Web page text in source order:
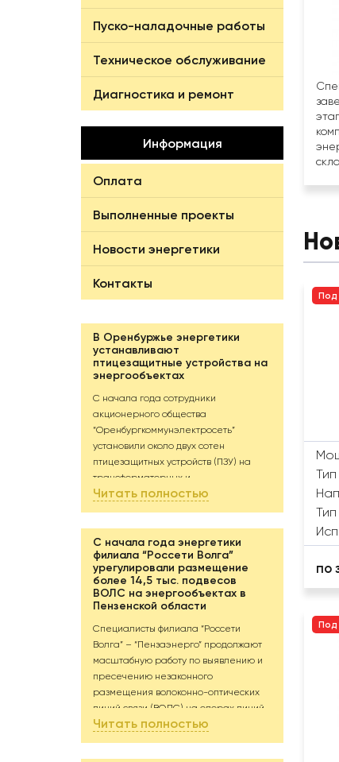
Пуско-наладочные работы
Техническое обслуживание
Диагностика и ремонт
Информация
Оплата
Выполненные проекты
Новости энергетики
Контакты
В Оренбуржье энергетики
устанавливают
птицезащитные устройства на
энергообъектах
С начала года сотрудники
акционерного общества
“Оренбургкоммунэлектросеть”
установили около двух сотен
птицезащитных устройств (ПЗУ) на
трансформаторных и
распределительных пунктах в
смонтированы в течение ближайших
пяти месяцев.
Птицы нередко становятся причиной
кратковременных отключений
электроэнергии. Они используют
как присады, касаются открытых
частей оборудования и попадают под
напряжение; возникает короткое
замыкание, и линия отключается.
Чтобы исключить соприкосновения и
при выполнении плановых ремонтов
Читать полностью
С начала года энергетики
филиала “Россети Волга”
урегулировали размещение
более 14,5 тыс. подвесов
ВОЛС на энергообъектах в
Пензенской области
Специалисты филиала “Россети
Волга” – “Пензаэнерго” продолжают
масштабную работу по выявлению и
пресечению незаконного
размещения волоконно-оптических
линий связи (ВОЛС) на опорах линий
электропередачи (ЛЭП).
Читать полностью
Под
по
Под